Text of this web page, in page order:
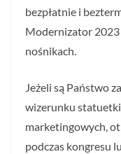
bezpłatnie i
Modernizator 2023
nośnikach.
Jeżeli są Państwo
wizerunku
marketingowych,
podczas kongresu